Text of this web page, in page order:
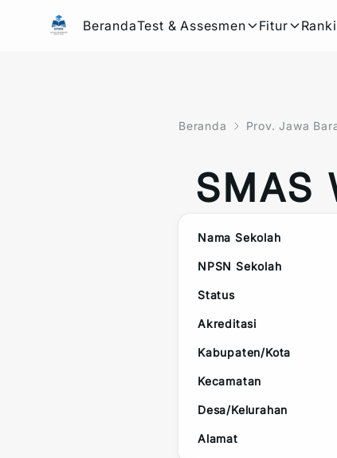
BerandaTest & Assesmen Fitur
Beranda Prov. Jawa
SMAS
Nama Sekolah
NPSN Sekolah
Status
Akreditasi
Kabupaten/Kota
Kecamatan
Desa/Kelurahan
Alamat